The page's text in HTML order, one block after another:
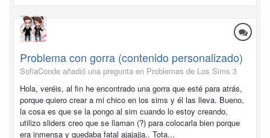
Problema con gorra (contenido personalizado)
SofiaConde añadió una pregunta en Problemas de Los Sims 3
Hola, veréis, al fin he encontrado una gorra que esté para atrás,
porque quiero crear a mi chico en los sims y él las lleva. Bueno,
la cosa es que se la pongo al sim cuando lo estoy creando,
utilizo sliders creo que se llaman (?) para colocarla bien porque
era inmensa y quedaba fatal ajajajja.. Tota...